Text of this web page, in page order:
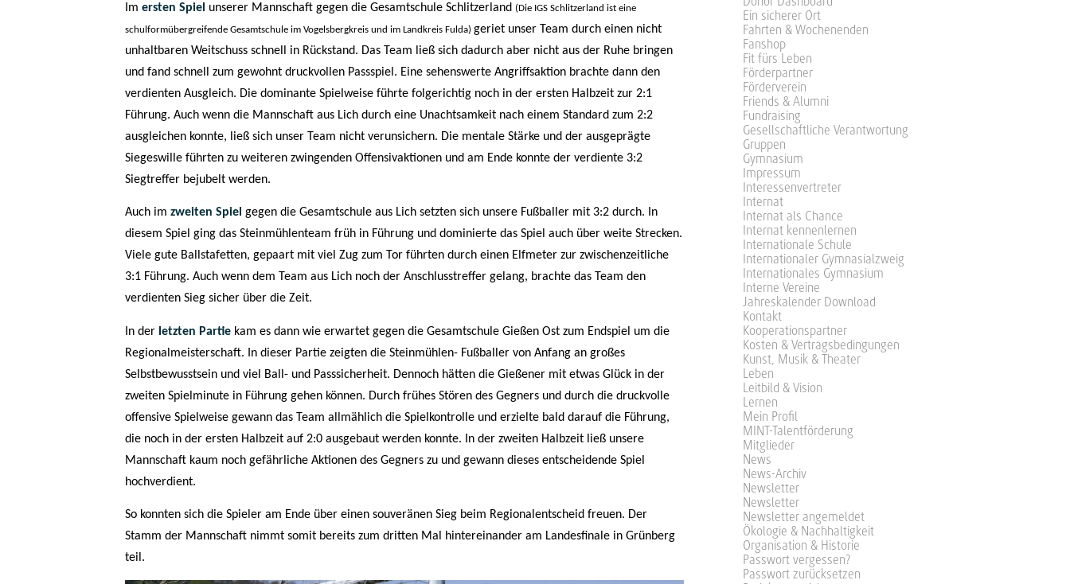
Im ersten Spiel unserer Mannschaft gegen die Gesamtschule Schlitzerland (Die IGS Schlitzerland ist eine
schulformübergreifende Gesamtschule im Vogelsbergkreis und im Landkreis Fulda) geriet unser Team durch einen nicht
unhaltbaren Weitschuss schnell in Rückstand. Das Team ließ sich dadurch aber nicht aus der Ruhe bringen
und fand schnell zum gewohnt druckvollen Passspiel. Eine sehenswerte Angriffsaktion brachte dann den
verdienten Ausgleich. Die dominante Spielweise führte folgerichtig noch in der ersten Halbzeit zur 2:1
Führung. Auch wenn die Mannschaft aus Lich durch eine Unachtsamkeit nach einem Standard zum 2:2
ausgleichen konnte, ließ sich unser Team nicht verunsichern. Die mentale Stärke und der ausgeprägte
Siegeswille führten zu weiteren zwingenden Offensivaktionen und am Ende konnte der verdiente 3:2
Siegtreffer bejubelt werden.
Auch im zweiten Spiel gegen die Gesamtschule aus Lich setzten sich unsere Fußballer mit 3:2 durch. In
diesem Spiel ging das Steinmühlenteam früh in Führung und dominierte das Spiel auch über weite Strecken.
Viele gute Ballstafetten, gepaart mit viel Zug zum Tor führten durch einen Elfmeter zur zwischenzeitliche
3:1 Führung. Auch wenn dem Team aus Lich noch der Anschlusstreffer gelang, brachte das Team den
verdienten Sieg sicher über die Zeit.
In der letzten Partie kam es dann wie erwartet gegen die Gesamtschule Gießen Ost zum Endspiel um die
Regionalmeisterschaft. In dieser Partie zeigten die Steinmühlen- Fußballer von Anfang an großes
Selbstbewusstsein und viel Ball- und Passsicherheit. Dennoch hätten die Gießener mit etwas Glück in der
zweiten Spielminute in Führung gehen können. Durch frühes Stören des Gegners und durch die druckvolle
offensive Spielweise gewann das Team allmählich die Spielkontrolle und erzielte bald darauf die Führung,
die noch in der ersten Halbzeit auf 2:0 ausgebaut werden konnte. In der zweiten Halbzeit ließ unsere
Mannschaft kaum noch gefährliche Aktionen des Gegners zu und gewann dieses entscheidende Spiel
hochverdient.
So konnten sich die Spieler am Ende über einen souveränen Sieg beim Regionalentscheid freuen. Der
Stamm der Mannschaft nimmt somit bereits zum dritten Mal hintereinander am Landesfinale in Grünberg
teil.
Ein sicherer Ort
Fahrten & Wochenenden
Fanshop
Fit fürs Leben
Förderpartner
Förderverein
Friends & Alumni
Fundraising
Gesellschaftliche Verantwortung
Gruppen
Gymnasium
Impressum
Interessenvertreter
Internat
Internat als Chance
Internat kennenlernen
Internationale Schule
Internationaler Gymnasialzweig
Internationales Gymnasium
Interne Vereine
Jahreskalender Download
Kontakt
Kooperationspartner
Kosten & Vertragsbedingungen
Kunst, Musik & Theater
Leben
Leitbild & Vision
Lernen
Mein Profil
MINT-Talentförderung
Mitglieder
News
News-Archiv
Newsletter
Newsletter
Newsletter angemeldet
Ökologie & Nachhaltigkeit
Organisation & Historie
Passwort vergessen?
Passwort zurücksetzen